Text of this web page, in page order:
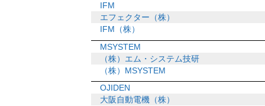
IFM
エフェクター（株）
IFM（株）
MSYSTEM
（株）エム・システム技研
（株）MSYSTEM
OJIDEN
大阪自動電機（株）